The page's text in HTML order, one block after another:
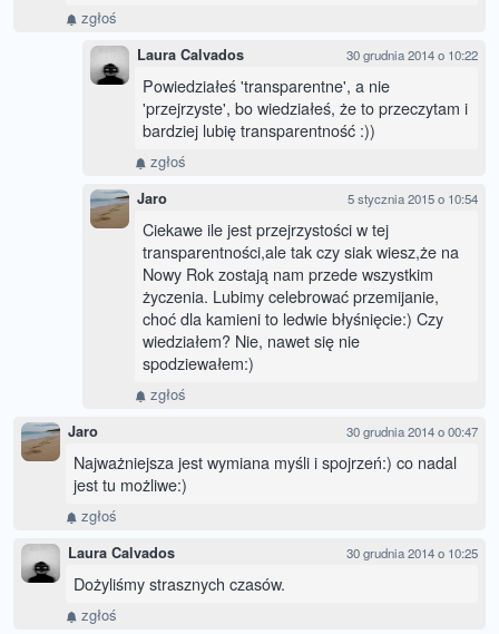
zgłoś
Laura Calvados 30 grudnia 2014 o 10:22
Powiedziałeś 'transparentne', a nie
'przejrzyste', bo wiedziałeś, że to przeczytam i
bardziej lubię transparentność :))
zgłoś
Jaro 5 stycznia 2015 o 10:54
Ciekawe ile jest przejrzystości w tej
transparentności,ale tak czy siak wiesz,że na
Nowy Rok zostają nam przede wszystkim
życzenia. Lubimy celebrować przemijanie,
choć dla kamieni to ledwie błyśnięcie:) Czy
wiedziałem? Nie, nawet się nie
spodziewałem:)
zgłoś
Jaro 30 grudnia 2014 o 00:47
Najważniejsza jest wymiana myśli i spojrzeń:) co nadal
jest tu możliwe:)
zgłoś
Laura Calvados 30 grudnia 2014 o 10:25
Dożyliśmy strasznych czasów.
zgłoś